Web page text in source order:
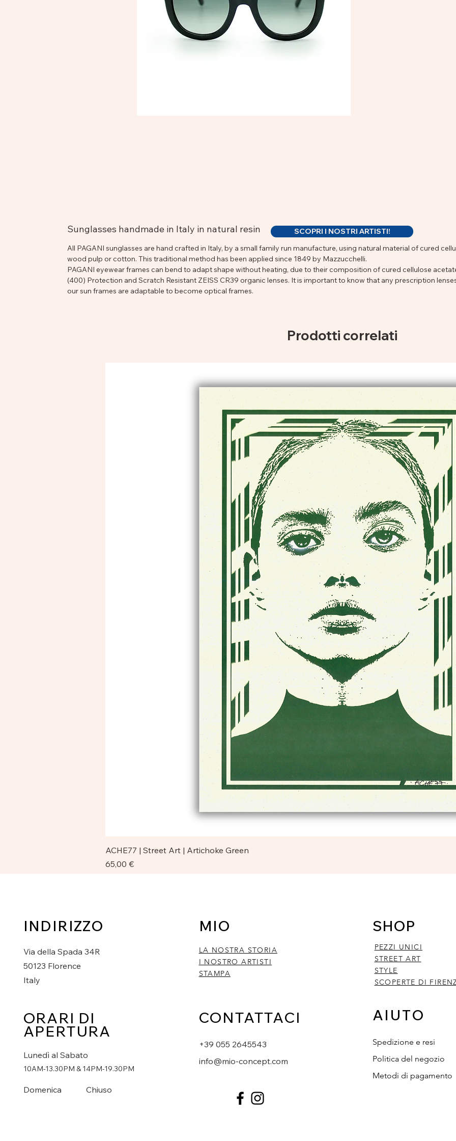
Sunglasses handmade in Italy in natural resin
All PAGANI sunglasses are hand crafted in Italy, by a small family run manufacture, using natural material of cured
wood pulp or cotton. This traditional method has been applied since 1849 by Mazzucchelli.
PAGANI eyewear frames can bend to adapt shape without heating, due to their composition of cured cellulose
(400) Protection and Scratch Resistant ZEISS CR39 organic lenses. It is important to know that any prescription
our sun frames are adaptable to become optical frames.
SCOPRI I NOSTRI ARTISTI!
Prodotti correlati
ACHE77 | Street Art | Artichoke Green
Prezzo
65,00 €
INDIRIZZO
Via della Spada 34R
50123 Florence
Italy
ORARI DI
APERTURA
Lunedì al Sabato
10AM-13.30PM & 14PM-19.30PM
Domenica Chiuso
MIO
LA NOSTRA STORIA
I NOSTRO ARTISTI
STAMPA
CONTATTACI
+39 055 2645543
info@mio-concept.com
SHOP
PEZZI UNICI
STREET ART
STYLE
SCOPERTE DI
AIUTO
Spedizione e resi
Politica del negozio
Metodi di pagamento